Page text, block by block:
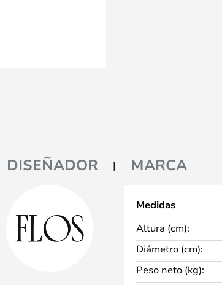
DISEÑADOR MARCA
Medidas
Altura (cm):
Diámetro (cm):
Peso neto (kg):